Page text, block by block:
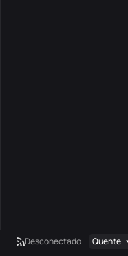
Desconectado Quente